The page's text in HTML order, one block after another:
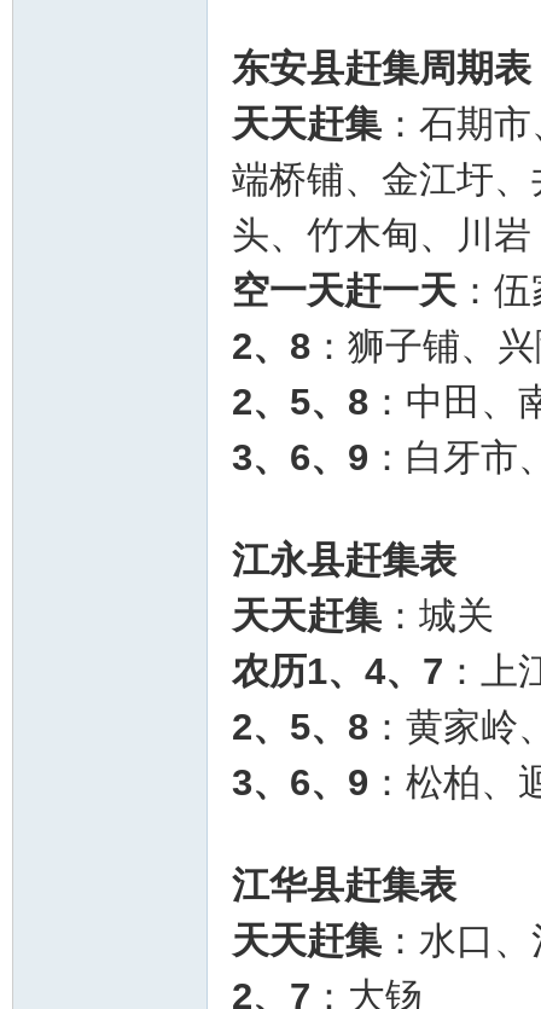
东安县赶集周期表
天天赶集 ：石期
端桥铺、金江圩
头、竹木甸、川岩
空一天赶一天 ：
2、8 ：狮子铺、
2、5、8 ：中田、
3、6、9 ：白牙市
江永县赶集表
天天赶集 ：城关
农历1、4、7 ：上
2、5、8 ：黄家岭
3、6、9 ：松柏、
江华县赶集表
天天赶集 ：水口
2、7 ：大钖